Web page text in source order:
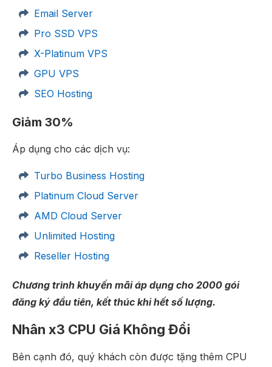
Email Server
Pro SSD VPS
X-Platinum VPS
GPU VPS
SEO Hosting
Giảm 30%
Áp dụng cho các dịch vụ:
Turbo Business Hosting
Platinum Cloud Server
AMD Cloud Server
Unlimited Hosting
Reseller Hosting
Chương trình khuyến mãi áp dụng cho 2000 gói
đăng ký đầu tiên, kết thúc khi hết số lượng.
Nhân x3 CPU Giá Không Đổi
Bên cạnh đó, quý khách còn được tặng thêm CPU